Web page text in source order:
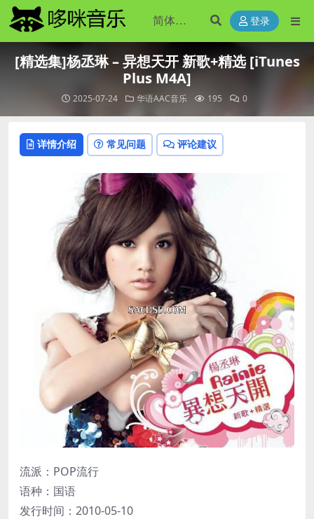
登录
[精选集]杨丞琳 – 异想天开 新歌+精选 [iTunes
Plus M4A]
2025-07-24 华语AAC音乐 195 0
详情介绍 常见问题 评论建议
流派：POP流行
语种：国语
发行时间：2010-05-10